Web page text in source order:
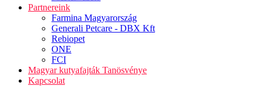
Partnereink
Farmina Magyarország
Generali Petcare - DBX Kft
Rebiopet
ONE
FCI
Magyar kutyafajták Tanösvénye
Kapcsolat